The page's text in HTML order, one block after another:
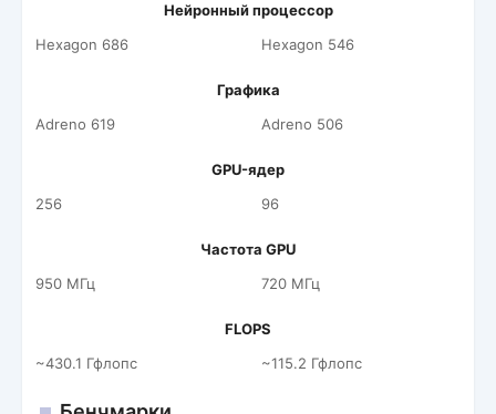
Нейронный процессор
Hexagon 686
Hexagon 546
Графика
Adreno 619
Adreno 506
GPU-ядер
256
96
Частота GPU
950 МГц
720 МГц
FLOPS
~430.1 Гфлопс
~115.2 Гфлопс